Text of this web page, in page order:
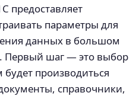
предоставляет
параметры для
данных в большом
Первый шаг — это выбор
производиться
справочники,